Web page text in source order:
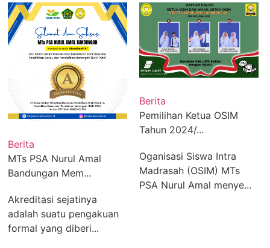
PSA Nurul Amal
Mem...
sejatinya
suatu pengakuan
yang diberi...
Berita
Pemilihan Ketua OSIM
Tahun 2024/...
Oganisasi Siswa Intra
Madrasah (OSIM) MTs
PSA Nurul Amal menye...